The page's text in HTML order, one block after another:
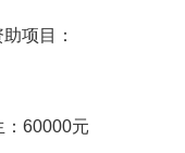
项目：
60000元